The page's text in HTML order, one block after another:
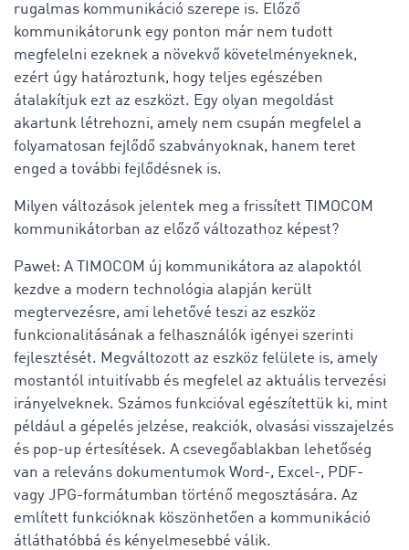
rugalmas kommunikáció szerepe is. Előző
kommunikátorunk egy ponton már nem tudott
megfelelni ezeknek a növekvő követelményeknek,
ezért úgy határoztunk, hogy teljes egészében
átalakítjuk ezt az eszközt. Egy olyan megoldást
akartunk létrehozni, amely nem csupán megfelel a
folyamatosan fejlődő szabványoknak, hanem teret
enged a további fejlődésnek is.
Milyen változások jelentek meg a frissített TIMOCOM
kommunikátorban az előző változathoz képest?
Paweł: A TIMOCOM új kommunikátora az alapoktól
kezdve a modern technológia alapján került
megtervezésre, ami lehetővé teszi az eszköz
funkcionalitásának a felhasználók igényei szerinti
fejlesztését. Megváltozott az eszköz felülete is, amely
mostantól intuitívabb és megfelel az aktuális tervezési
irányelveknek. Számos funkcióval egészítettük ki, mint
például a gépelés jelzése, reakciók, olvasási visszajelzés
és pop-up értesítések. A csevegőablakban lehetőség
van a releváns dokumentumok Word-, Excel-, PDF-
vagy JPG-formátumban történő megosztására. Az
említett funkcióknak köszönhetően a kommunikáció
átláthatóbbá és kényelmesebbé válik.